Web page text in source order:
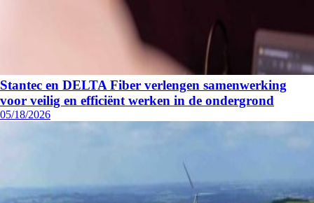
Stantec en DELTA Fiber verlengen samenwerking
voor veilig en efficiënt werken in de ondergrond
05/18/2026